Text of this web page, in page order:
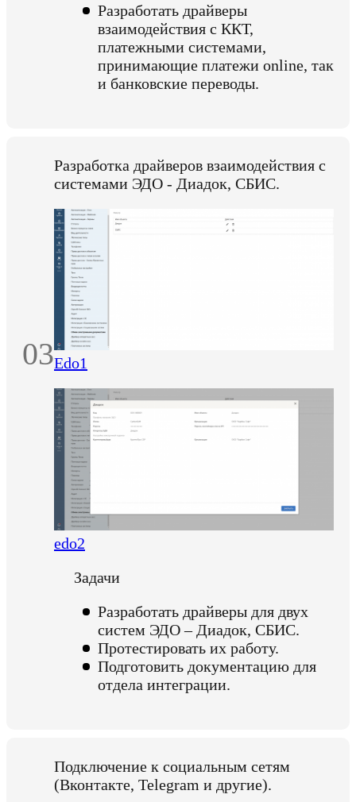
Разработать драйверы
взаимодействия с ККТ,
платежными системами,
принимающие платежи online, так
и банковские переводы.
03
Разработка драйверов взаимодействия с
системами ЭДО - Диадок, СБИС.
Edo1
edo2
Задачи
Разработать драйверы для двух
систем ЭДО – Диадок, СБИС.
Протестировать их работу.
Подготовить документацию для
отдела интеграции.
Подключение к социальным сетям
(Вконтакте, Telegram и другие).